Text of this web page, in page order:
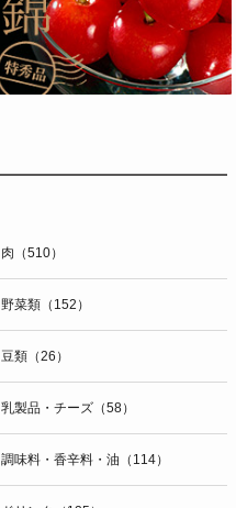
肉（510）
野菜類（152）
豆類（26）
乳製品・チーズ（58）
調味料・香辛料・油（114）